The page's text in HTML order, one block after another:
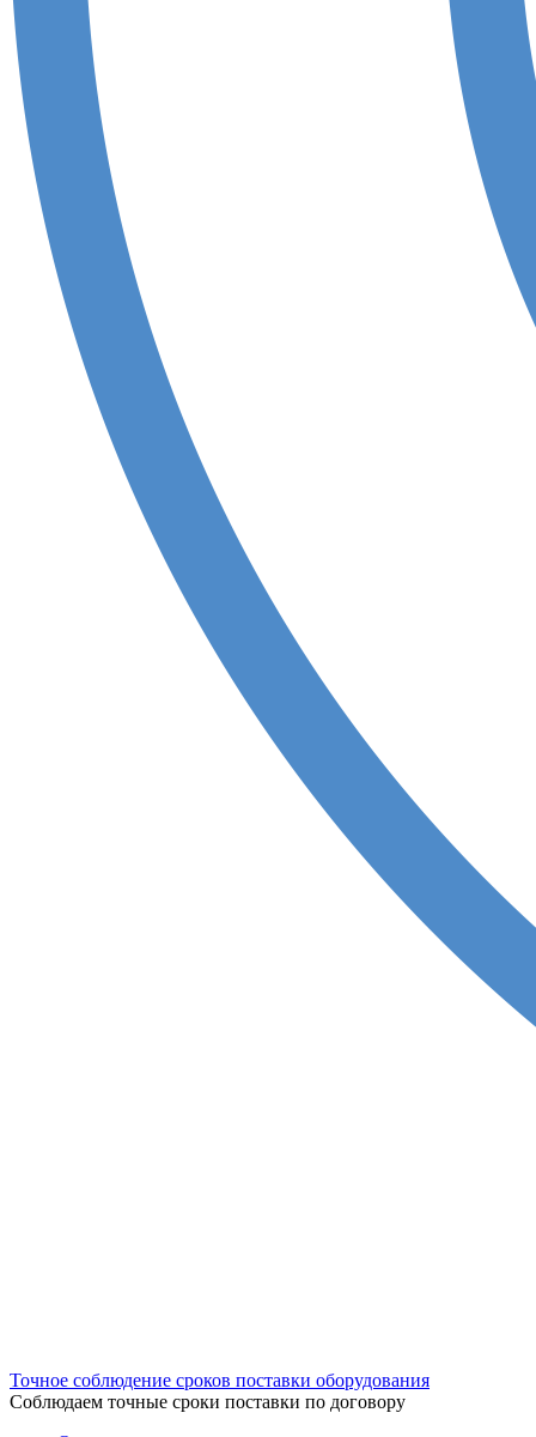
Точное соблюдение сроков поставки оборудования
Соблюдаем точные сроки поставки по договору